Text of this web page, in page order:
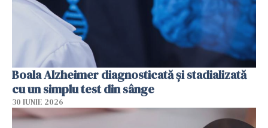
Boala Alzheimer diagnosticată și stadializată
cu un simplu test din sânge
30 IUNIE 2026